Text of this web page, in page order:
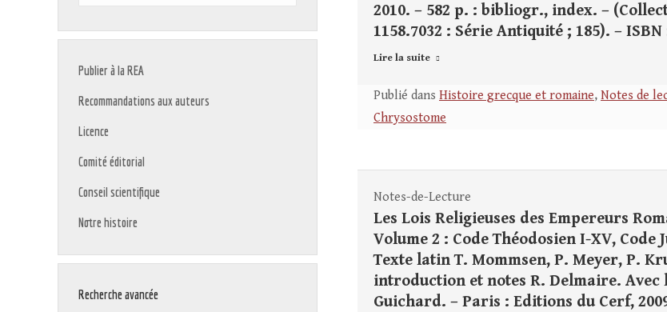
2010. – 582 p. : bibliogr., index. –
1158.7032 : Série Antiquité ; 185). – ISBN
Lire la suite
Publié dans Histoire grecque et romaine, Notes de
Chrysostome
Notes-de-Lecture
Les Lois Religieuses des Empereurs
Volume 2 : Code Théodosien I-XV,
Texte latin T. Mommsen, P. Meyer, P.
introduction et notes R. Delmaire.
Guichard. – Paris : Editions du Cerf,
Publier à la REA
Recommandations aux auteurs
Licence
Comité éditorial
Conseil scientifique
Notre histoire
Recherche avancée